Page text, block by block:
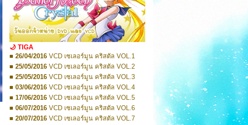
Stories 2
■ 01/2022Pretty Guardian Sailor Moon Eternal
Edition 1
■ 01/2022Pretty Guardian Sailor Moon Eternal
Edition 2
■ 03/2022Pretty Guardian Sailor Moon Eternal
Edition 3
■ 03/2022Pretty Guardian Sailor Moon Eternal
Edition 4
■ 07/2022Pretty Guardian Sailor Moon Eternal
Edition 5
■ 07/2022Pretty Guardian Sailor Moon Eternal
Edition 6
Pretty Guardian Sailor Moon Eternal
Edition 7
■ 01/2023Pretty Guardian Sailor Moon Eternal
🌙 TIGA
■ 26/04/2016 VCD เซเลอร์มูน คริสตัล VOL.1
■ 25/05/2016 VCD เซเลอร์มูน คริสตัล VOL.2
■ 25/05/2016 VCD เซเลอร์มูน คริสตัล VOL.3
■ 03/06/2016 VCD เซเลอร์มูน คริสตัล VOL.4
■ 17/06/2016 VCD เซเลอร์มูน คริสตัล VOL.5
■ 06/07/2016 VCD เซเลอร์มูน คริสตัล VOL.6
■ 20/07/2016 VCD เซเลอร์มูน คริสตัล VOL.7